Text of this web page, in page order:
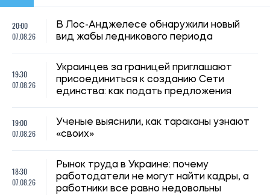
18:00
07.08.26
ИИ почти исключил женских персонажей
из историй о животных
07.08.26
Названы самые бюджетные
направления Европы для летнего
отдыха в 2026 году
07.08.26
Школьное образование в Украине
изменится: Кабмин обновил базовые
учебные планы и стандарты
16:59
07.08.26
Переселенцы могут временно не
платить ипотеку за поврежденное
жилье: условия и порядок оформления